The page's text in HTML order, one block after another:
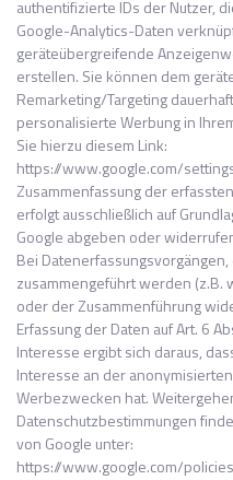
authentifizierte IDs der Nutzer,
Google-Analytics-Daten
geräteübergreifende
erstellen. Sie können dem
Remarketing/Targeting
personalisierte Werbung in
Sie hierzu diesem Link:
https://www.google.com/
Zusammenfassung der
erfolgt ausschließlich auf
Google abgeben oder
Bei
zusammengeführt werden (z.B.
oder der Zusammenführung
Erfassung der Daten auf Art. 6
Interesse ergibt sich daraus,
Interesse an der
Werbezwecken hat.
Datenschutzbestimmungen
von Google unter:
https://www.google.com/